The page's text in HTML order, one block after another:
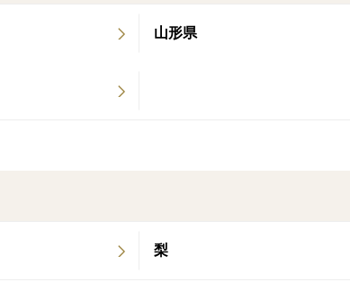
・雪がちらつく直前まで樹にならし、じっ
・収穫時の品質やみずみずしさを保てるこ
くれるようになりました。産地が残る＝歴
山形県
梨